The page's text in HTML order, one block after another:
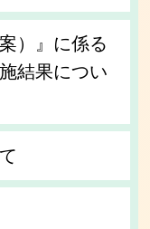
）』に係る
結果につい